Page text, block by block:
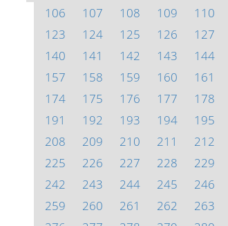
106
107 108 109 110
123
124 125 126 127
140
141 142 143 144
157
158 159 160 161
174
175 176 177 178
191
192 193 194 195
208
209 210 211 212
225
226 227 228 229
242
243 244 245 246
259
260 261 262 263